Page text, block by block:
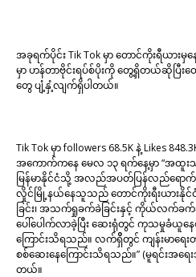
အခုရက်ပိုင်း Tik Tok မှာ တောင်ကိုးရီယားမှ
မှာ ဟန်တာဗိုင်းရပ်စ်ပိုးကို တွေ့ရှိတယ်ဆိုပြီးတ
တွေ ပျံ့နှံ့လျက်ရှိပါတယ်။
Tik Tok မှာ followers 68.5K နဲ့ Likes
အကောက်ကနေ မေလ ၁၃ ရက်နေ့မှာ “အထူး
မြန်မာနိုင်ငံသို့ အလည်အပတ်ပြန်လည်ရောက်
လှိုင်မြို့နယ်နေသူသည် တောင်ကိုးရီးယားနိုင်ငံမှ
ခြင်း၊ အသက်ရှုခက်ခဲခြင်းနှင့် ကိုယ်လက်ခက်
ပေါ်ပေါက်လာခဲ့ပြီး ဆေးရုံတွင် ကုသမှုခံယူန
ကြောင်းသိရသည်။ လက်ရှိိတွင် ကျန်းမာရေး
စစ်ဆေးနေကြောင်းသိရသည်။” (မူရင်းအရေး
တယ်။